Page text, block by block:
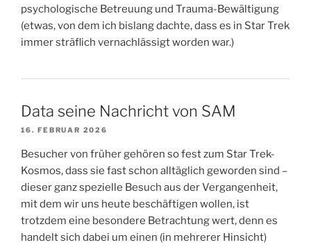
psychologische Betreuung und Trauma-Bewältigung
(etwas, von dem ich bislang dachte, dass es in Star Trek
immer sträflich vernachlässigt worden war.)
Data seine Nachricht von SAM
16. FEBRUAR 2026
Besucher von früher gehören so fest zum Star Trek-
Kosmos, dass sie fast schon alltäglich geworden sind –
dieser ganz spezielle Besuch aus der Vergangenheit,
mit dem wir uns heute beschäftigen wollen, ist
trotzdem eine besondere Betrachtung wert, denn es
handelt sich dabei um einen (in mehrerer Hinsicht)